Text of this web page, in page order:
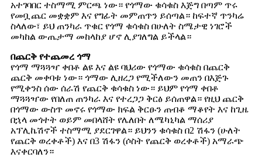
አተገባበር ተስማሚ ምርጫ ነው። የጎማው ቁሳቁስ እጅግ በጣም ጥሩ
የመቧጨር መቋቋም እና የግፊት መምጠጥን ይሰጣል። ከፍተኛ ጥንካሬ
ስላለው፣ ይህ ጠንካራ ጥቁር የጎማ ቁሳቁስ በሁለት ስሜታዊ ነገሮች
መካከል ውጤታማ መከላከያ ሆኖ ሊያገለግል ይችላል።
በጨርቅ የተጨመረ ጎማ
የጎማ ማጓጓዣ ቀበቶ ልዩ እና ልዩ ባህሪው የጎማው ቁሳቁስ በጨርቅ
ጨርቅ መቀባቱ ነው። ጎማው ሊዘረጋ የሚችለውን መጠን በእጅጉ
የሚቀንስ ሰው ሰራሽ የጨርቅ ቁሳቁስ ነው። ይህም የጎማ ቀበቶ
ማጓጓዣው የበለጠ ጠንካራ እና የተረጋጋ ቅርፅ ይሰጠዋል። የዚህ ጨርቅ
በጎማው ውስጥ መኖሩ የጎማው ክፍል ቅርፁን ጠብቆ ማቆየት እና ከጊዜ
በኋላ መጎተት ወይም መበላሸት የሌለበት ለሜካኒካል ማሰሪያ
አፕሊኬሽኖች ተስማሚ ያደርገዋል። ይህንን ቁሳቁስ በ2 ሽፋን (ሁለት
የጨርቅ ወረቀቶች) እና በ3 ሽፋን (ሶስት የጨርቅ ወረቀቶች) አማራጭ
እናቀርባለን።